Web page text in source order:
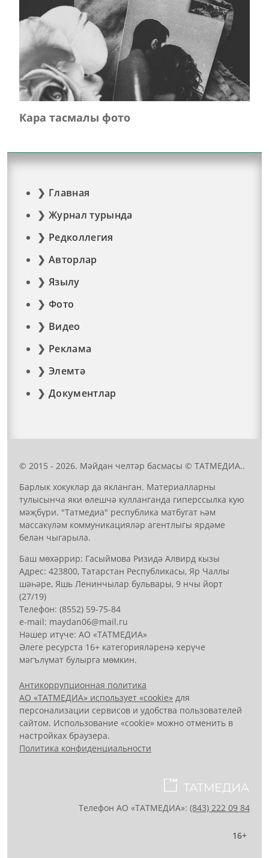
Кара тасмалы фото
Главная
Журнал турында
Редколлегия
Авторлар
Язылу
Фото
Видео
Реклама
Элемтә
Документлар
© 2015 - 2026. Мәйдан челтәр басмасы © ТАТМЕДИА..
Барлык хокуклар да якланган. Материалларны
тулысынча яки өлешчә кулланганда гиперссылка кую
мәҗбүри. "Татмедиа" республика матбугат һәм
массакүләм коммуникацияләр агентлыгы ярдәме
белән чыгарыла.
Баш мөхәррир: Гасыймова Ризидә Алвирд кызы
Адрес: 423800, Татарстан Республикасы, Яр Чаллы
шәһәре, Яшь Ленинчылар бульвары, 9 нчы йорт
(27/19)
Телефон: (8552) 59-75-84
е-mail: mауdаn06@mail.гu
Нәшер итүче: АО «ТАТМЕДИА»
Әлеге ресурста 16+ категорияләренә керүче
мәгълүмат булырга мөмкин.
Антикоррупционная политика
АО «ТАТМЕДИА» использует «cookie» для
персонализации сервисов и удобства пользователей
сайтом. Использование «cookie» можно отменить в
настройках браузера.
Политика конфиденциальности
Телефон АО «ТАТМЕДИА»: (843) 222 09 84
16+